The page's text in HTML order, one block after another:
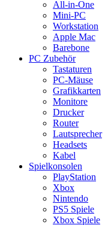
All-in-One
Mini-PC
Workstation
Apple Mac
Barebone
PC Zubehör
Tastaturen
PC-Mäuse
Grafikkarten
Monitore
Drucker
Router
Lautsprecher
Headsets
Kabel
Spielkonsolen
PlayStation
Xbox
Nintendo
PS5 Spiele
Xbox Spiele